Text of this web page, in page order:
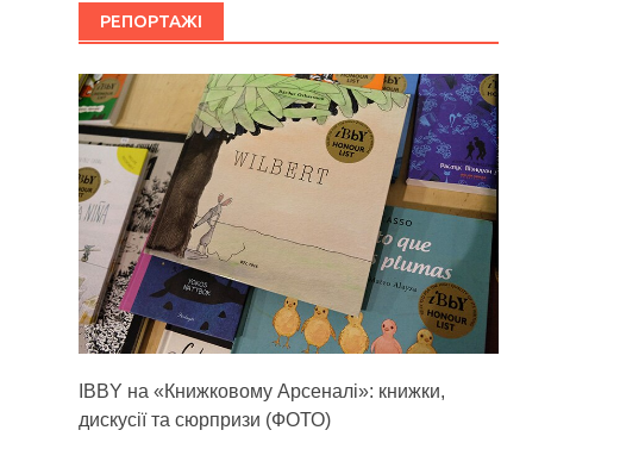
РЕПОРТАЖІ
IBBY на «Книжковому Арсеналі»: книжки,
дискусії та сюрпризи (ФОТО)